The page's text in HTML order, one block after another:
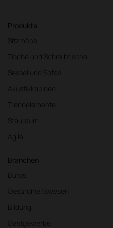
Produkte
Sitzmöbel
Tische und Schreibtische
Sessel und Sofas
Akustikkabinen
Trennelemente
Stauraum
Agile
Branchen
Büros
Gesundheitswesen
Bildung
Gastgewerbe